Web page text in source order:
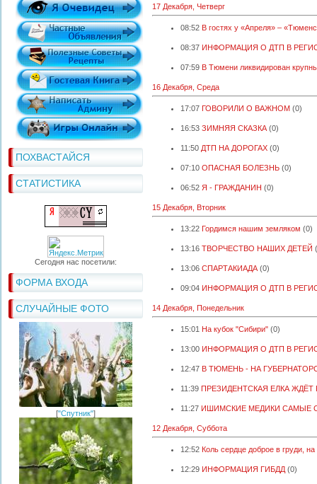
ПОХВАСТАЙСЯ
СТАТИСТИКА
Сегодня нас посетили:
ФОРМА ВХОДА
СЛУЧАЙНЫЕ ФОТО
["Спутник"]
17 Декабря, Четверг
08:52 В гостях у «Апреля» –
08:37 ИНФОРМАЦИЯ О ДТП В
07:59 В Тюмени ликвидирован
16 Декабря, Среда
17:07 ГОВОРИЛИ О ВАЖНОМ (0)
16:53 ЗИМНЯЯ СКАЗКА (0)
11:50 ДТП НА ДОРОГАХ (0)
07:10 ОПАСНАЯ БОЛЕЗНЬ (0)
06:52 Я - ГРАЖДАНИН (0)
15 Декабря, Вторник
13:22 Гордимся нашим земляком (0)
13:16 ТВОРЧЕСТВО НАШИХ ДЕТЕЙ
13:06 СПАРТАКИАДА (0)
09:04 ИНФОРМАЦИЯ О ДТП В
14 Декабря, Понедельник
15:01 На кубок "Сибири" (0)
13:00 ИНФОРМАЦИЯ О ДТП В
12:47 В ТЮМЕНЬ - НА
11:39 ПРЕЗИДЕНТСКАЯ ЕЛКА ЖДЁТ
11:27 ИШИМСКИЕ МЕДИКИ САМЫЕ
12 Декабря, Суббота
12:52 Коль сердце доброе в груди,
12:29 ИНФОРМАЦИЯ ГИБДД (0)